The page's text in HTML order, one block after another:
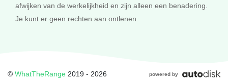
€ 6.730,-
achterin + Actieve stoelventilatie voor multifunctionele stoelen
afwijken van de werkelijkheid en zijn alleen een benadering.
Je kunt er geen rechten aan ontlenen.
© WhatTheRange 2019 - 2026 powered by